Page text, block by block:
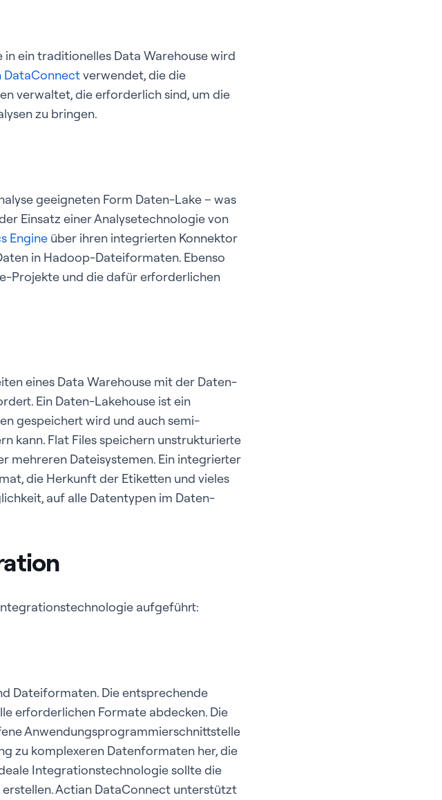
ein traditionelles Data Warehouse wird
DataConnectverwendet, die die
verwaltet, die erforderlich sind, um die
zu bringen.
geeigneten Form Daten-Lake – was
Einsatz einer Analysetechnologie von
Engine über ihren integrierten Konnektor
in Hadoop-Dateiformaten. Ebenso
Projekte und die dafür erforderlichen
eines Data Warehouse mit der Daten-
Ein Daten-Lakehouse ist ein
gespeichert wird und auch semi-
kann. Flat Files speichern unstrukturierte
mehreren Dateisystemen. Ein integrierter
die Herkunft der Etiketten und vieles
auf alle Datentypen im Daten-
aufgeführt:
Dateiformaten. Die entsprechende
erforderlichen Formate abdecken. Die
Anwendungsprogrammierschnittstelle
zu komplexeren Datenformaten her, die
Integrationstechnologie sollte die
Actian DataConnect unterstützt